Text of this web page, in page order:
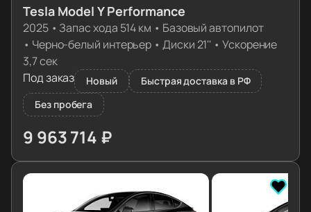
Tesla Model Y Performance
2025• Запас хода 514 км • Базовый автопилот
• Черно-белый интерьер •Диски 21'' • Ускорение
3,7 сек
Под заказ
Новый
Быстрая доставка в РФ
Без пробега
9 963 714 ₽
≈ 99 115€